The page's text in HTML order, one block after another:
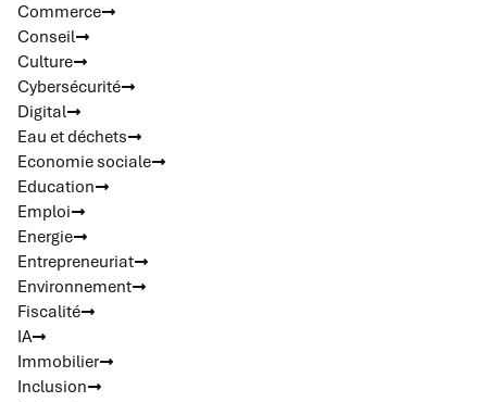
Commerce
Conseil
Culture
Cybersécurité
Digital
Eau et déchets
Economie sociale
Education
Emploi
Energie
Entrepreneuriat
Environnement
Fiscalité
IA
Immobilier
Inclusion